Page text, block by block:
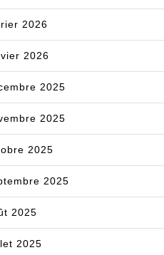
2026
2026
2025
2025
2025
2025
2025
2025